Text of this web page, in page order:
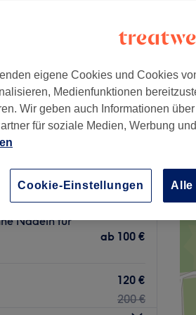
339 Bewertungen
Stuttgart
140 €
Nadeln für
ab 100 €
120 €
200 €
eigene Cookies und Cookies
Medienfunktionen
Wir geben auch Informationen
für soziale Medien, Werbung
Cookie-Einstellungen Alle